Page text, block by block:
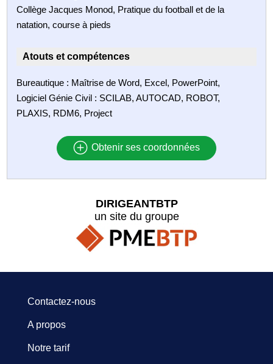
Collège Jacques Monod, Pratique du football et de la
natation, course à pieds
Atouts et compétences
Bureautique : Maîtrise de Word, Excel, PowerPoint,
Logiciel Génie Civil : SCILAB, AUTOCAD, ROBOT,
PLAXIS, RDM6, Project
Obtenir ses coordonnées
DIRIGEANTBTP
un site du groupe
Contactez-nous
A propos
Notre tarif